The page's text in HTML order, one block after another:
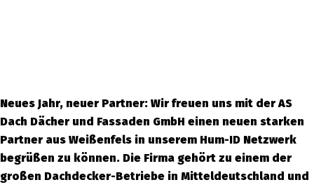
Neues Jahr, neuer Partner: Wir freuen uns mit der AS
Dach Dächer und Fassaden GmbH einen neuen starken
Partner aus Weißenfels in unserem Hum-ID Netzwerk
begrüßen zu können. Die Firma gehört zu einem der
großen Dachdecker-Betriebe in Mitteldeutschland und